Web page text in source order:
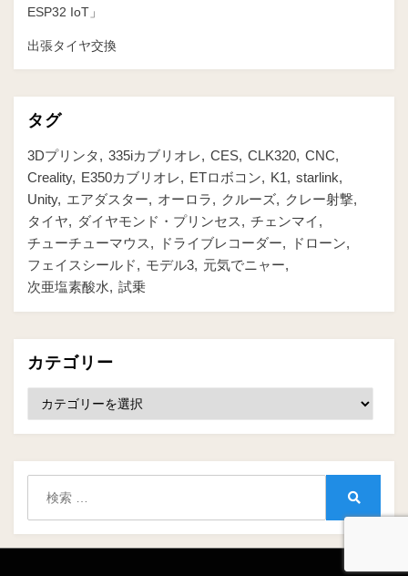
ESP32 IoT」
出張タイヤ交換
タグ
3Dプリンタ 335iカブリオレ CES CLK320 CNC
Creality
E350カブリオレ ETロボコン K1
starlink
Unity
エアダスター オーロラ クルーズ
クレー射撃
タイヤ
ダイヤモンド・プリンセス
チェンマイ
チューチューマウス
ドライブレコーダー
ドローン
フェイスシールド
モデル3
元気でニャー
次亜塩素酸水
試乗
カテゴリー
ゴ
ー